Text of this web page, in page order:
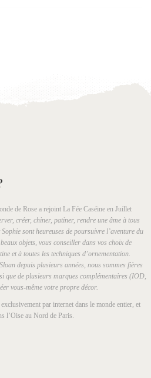
de Rose a rejoint La Fée Caséine en Juillet
créer, chiner, patiner, rendre une âme à tous
sont heureuses de poursuivre l’aventure du
objets, vous conseiller dans vos choix de
et à toutes les techniques d’ornementation.
depuis plusieurs années, nous sommes fières
que de plusieurs marques complémentaires (IOD,
vous-même votre propre décor.
par internet dans le monde entier, et
l’Oise au Nord de Paris.